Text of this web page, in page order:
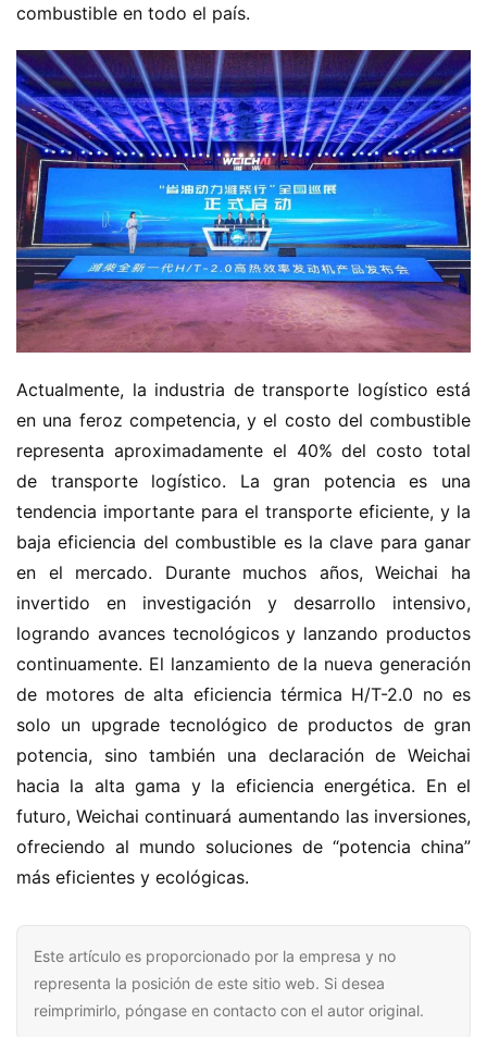
combustible en todo el país.
Actualmente, la industria de transporte logístico está
en una feroz competencia, y el costo del combustible
representa aproximadamente el 40% del costo total
de transporte logístico. La gran potencia es una
tendencia importante para el transporte eficiente, y la
baja eficiencia del combustible es la clave para ganar
en el mercado. Durante muchos años, Weichai ha
invertido en investigación y desarrollo intensivo,
logrando avances tecnológicos y lanzando productos
continuamente. El lanzamiento de la nueva generación
de motores de alta eficiencia térmica H/T-2.0 no es
solo un upgrade tecnológico de productos de gran
potencia, sino también una declaración de Weichai
hacia la alta gama y la eficiencia energética. En el
futuro, Weichai continuará aumentando las inversiones,
ofreciendo al mundo soluciones de “potencia china”
más eficientes y ecológicas.
Este artículo es proporcionado por la empresa y no
representa la posición de este sitio web. Si desea
reimprimirlo, póngase en contacto con el autor original.